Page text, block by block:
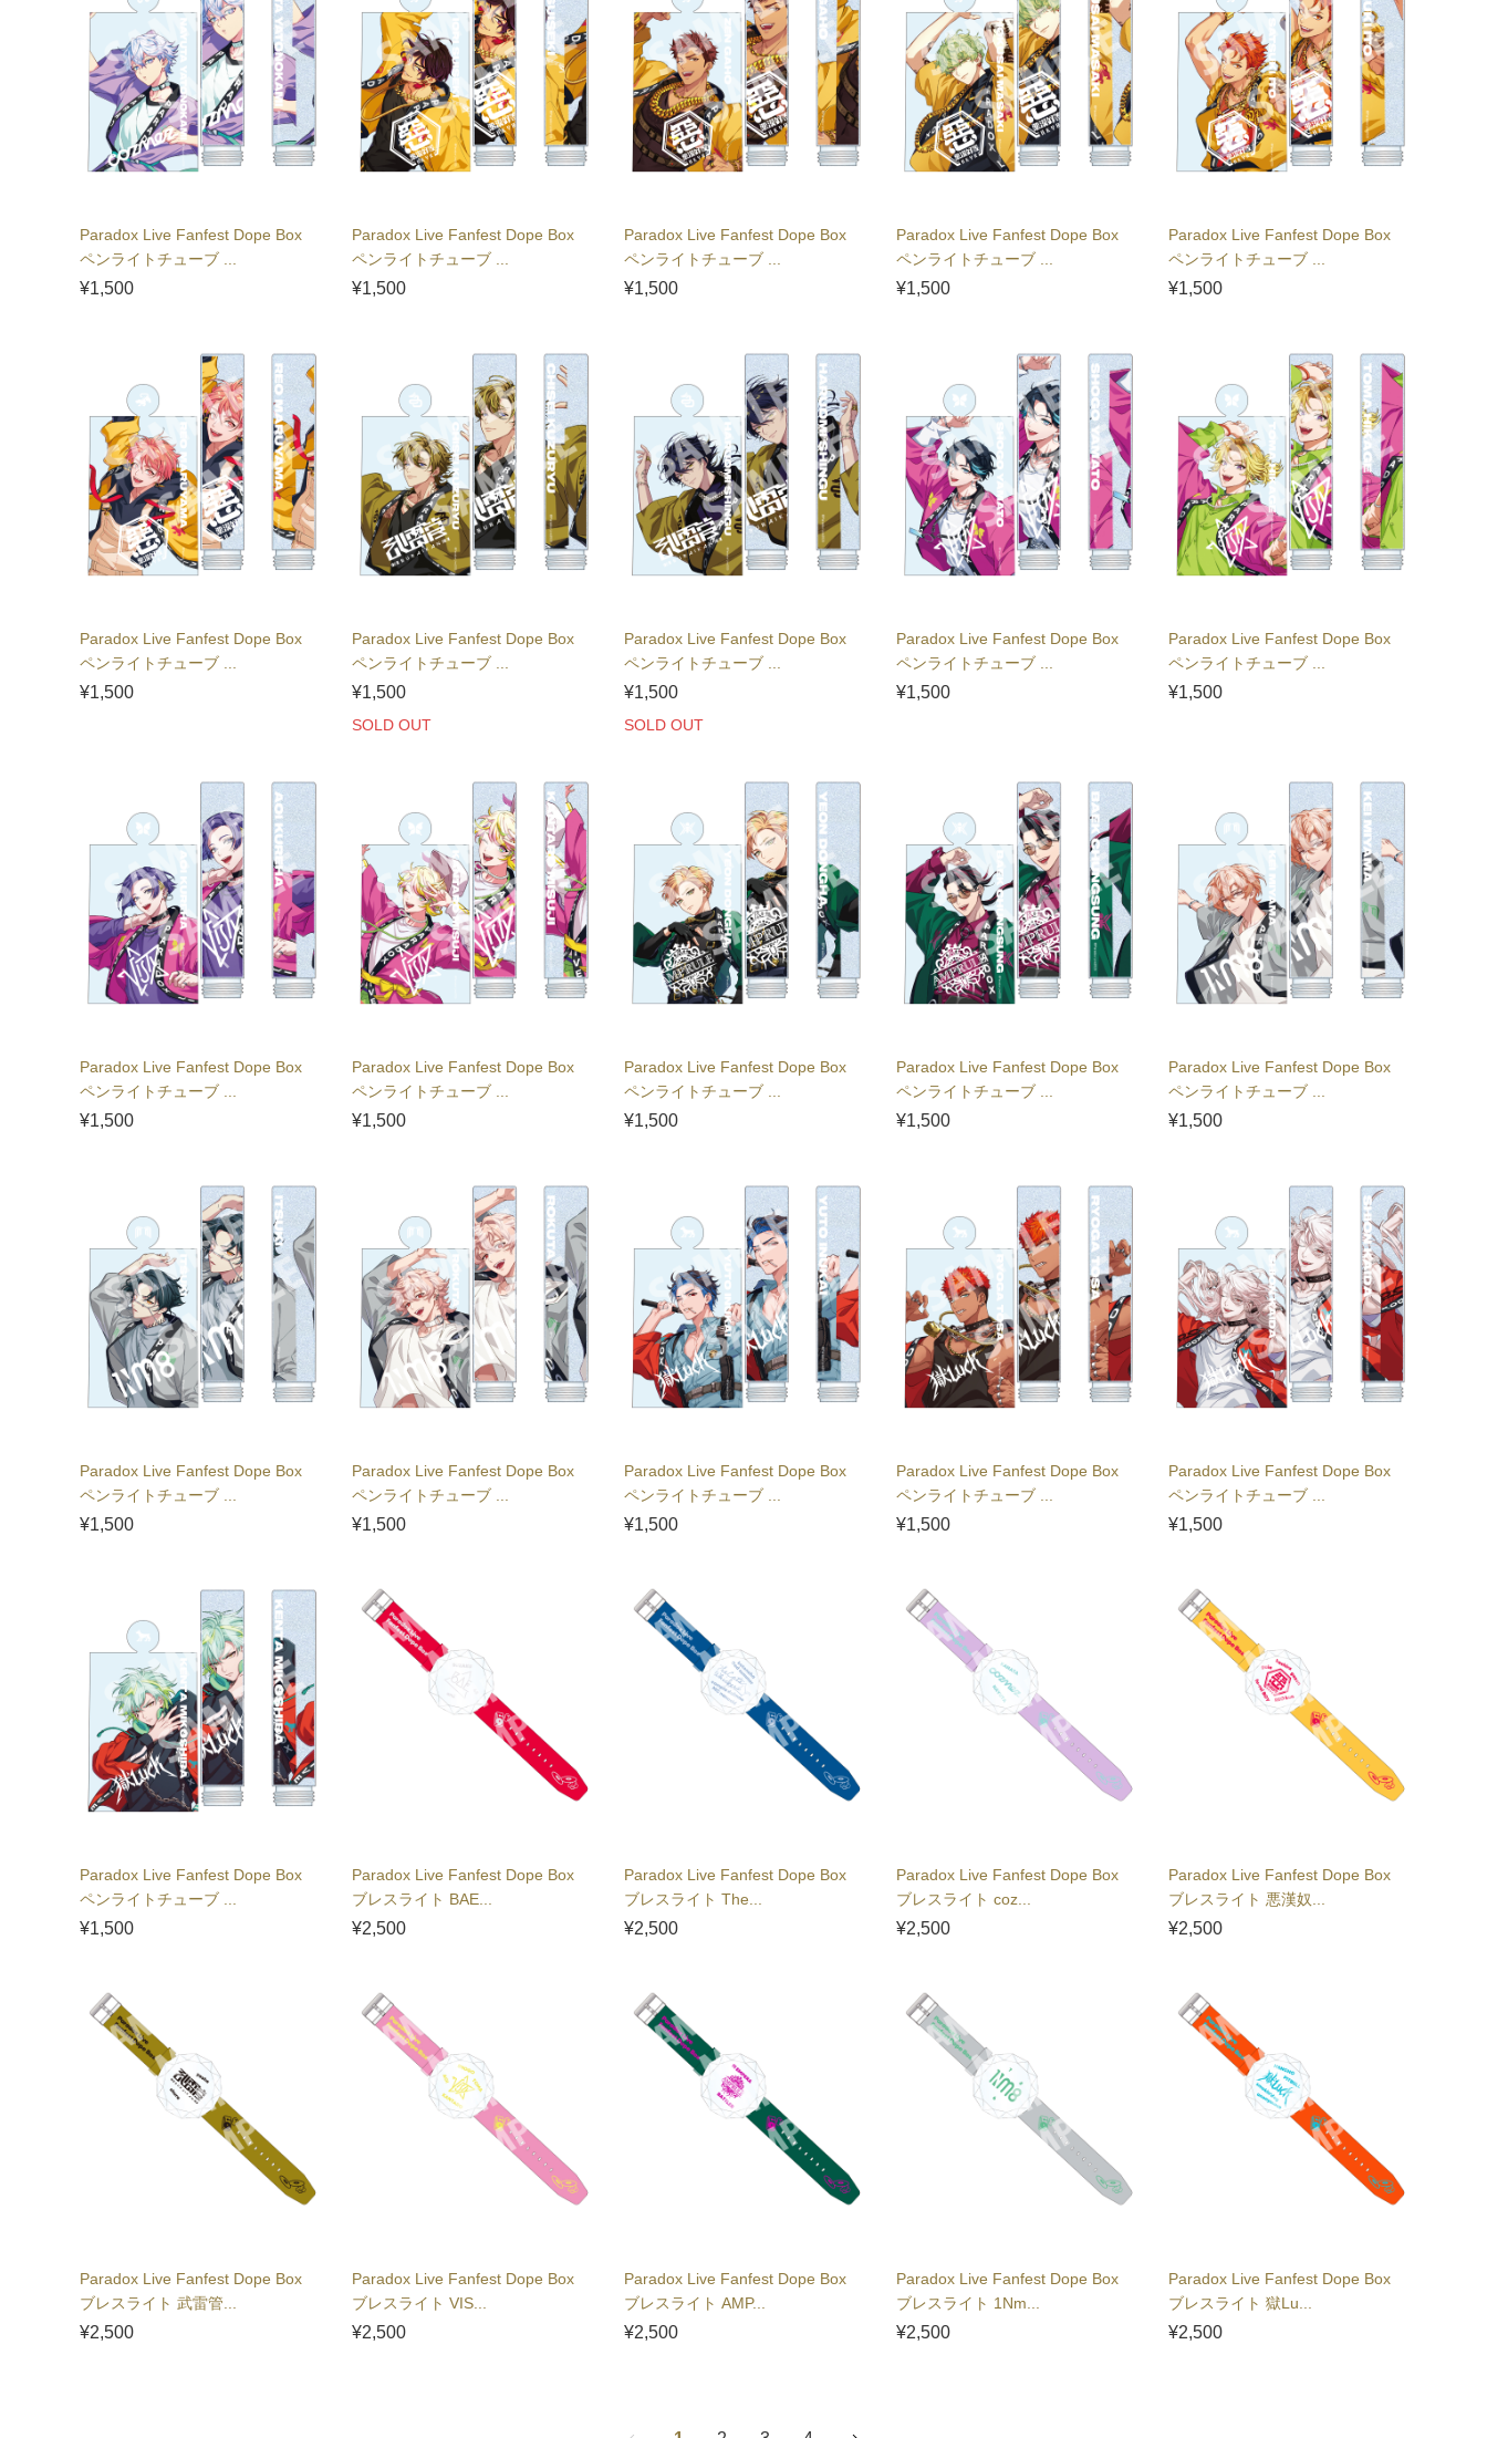
Paradox Live Fanfest Dope Box
ペンライトチューブ ...
¥1,500
Paradox Live Fanfest Dope Box
ペンライトチューブ ...
¥1,500
Paradox Live Fanfest Dope Box
ペンライトチューブ ...
¥1,500
Paradox Live Fanfest Dope Box
ペンライトチューブ ...
¥1,500
Paradox Live Fanfest Dope Box
ペンライトチューブ ...
¥1,500
Paradox Live Fanfest Dope Box
ペンライトチューブ ...
¥1,500
Paradox Live Fanfest Dope Box
ペンライトチューブ ...
¥1,500
SOLD OUT
Paradox Live Fanfest Dope Box
ペンライトチューブ ...
¥1,500
SOLD OUT
Paradox Live Fanfest Dope Box
ペンライトチューブ ...
¥1,500
Paradox Live Fanfest Dope Box
ペンライトチューブ ...
¥1,500
Paradox Live Fanfest Dope Box
ペンライトチューブ ...
¥1,500
Paradox Live Fanfest Dope Box
ペンライトチューブ ...
¥1,500
Paradox Live Fanfest Dope Box
ペンライトチューブ ...
¥1,500
Paradox Live Fanfest Dope Box
ペンライトチューブ ...
¥1,500
Paradox Live Fanfest Dope Box
ペンライトチューブ ...
¥1,500
Paradox Live Fanfest Dope Box
ペンライトチューブ ...
¥1,500
Paradox Live Fanfest Dope Box
ペンライトチューブ ...
¥1,500
Paradox Live Fanfest Dope Box
ペンライトチューブ ...
¥1,500
Paradox Live Fanfest Dope Box
ペンライトチューブ ...
¥1,500
Paradox Live Fanfest Dope Box
ペンライトチューブ ...
¥1,500
Paradox Live Fanfest Dope Box
ペンライトチューブ ...
¥1,500
Paradox Live Fanfest Dope Box
ブレスライト BAE...
¥2,500
Paradox Live Fanfest Dope Box
ブレスライト The...
¥2,500
Paradox Live Fanfest Dope Box
ブレスライト coz...
¥2,500
Paradox Live Fanfest Dope Box
ブレスライト 悪漢奴...
¥2,500
Paradox Live Fanfest Dope Box
ブレスライト 武雷管...
¥2,500
Paradox Live Fanfest Dope Box
ブレスライト VIS...
¥2,500
Paradox Live Fanfest Dope Box
ブレスライト AMP...
¥2,500
Paradox Live Fanfest Dope Box
ブレスライト 1Nm...
¥2,500
Paradox Live Fanfest Dope Box
ブレスライト 獄Lu...
¥2,500